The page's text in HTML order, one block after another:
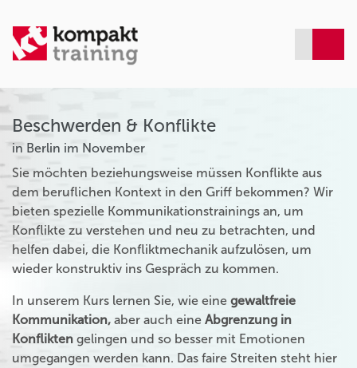
Beschwerden & Konflikte
in Berlin im November
Sie möchten beziehungsweise müssen Konflikte aus
dem beruflichen Kontext in den Griff bekommen? Wir
bieten spezielle Kommunikationstrainings an, um
Konflikte zu verstehen und neu zu betrachten, und
helfen dabei, die Konfliktmechanik aufzulösen, um
wieder konstruktiv ins Gespräch zu kommen.
In unserem Kurs lernen Sie, wie eine gewaltfreie
Kommunikation, aber auch eine Abgrenzung in
Konflikten gelingen und so besser mit Emotionen
umgegangen werden kann. Das faire Streiten steht hier